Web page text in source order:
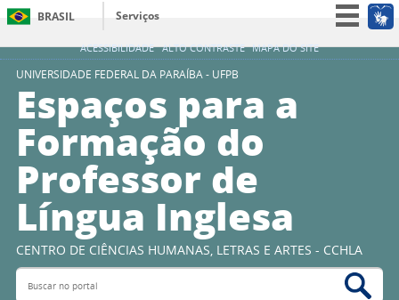
ACESSIBILIDADE ALTO CONTRASTE MAPA DO SITE
BRASIL
Serviços
Simplifique!
Acesso à informação
UNIVERSIDADE FEDERAL DA PARAÍBA - UFPB
Espaços para a
Formação do
Professor de
Língua Inglesa
CENTRO DE CIÊNCIAS HUMANAS, LETRAS E ARTES - CCHLA
Buscar no portal